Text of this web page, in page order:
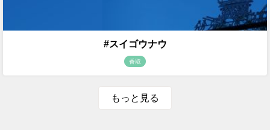
#スイゴウナウ
香取
もっと見る